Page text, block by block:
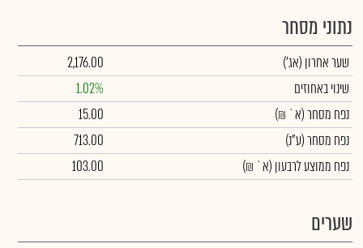
נתוני מסחר
שער אחרון (אג')
2,176.00
שינוי באחוזים
1.02%
נפח מסחר(א` ₪)
15.00
נפח מסחר(ע"נ)
713.00
נפח ממוצע לרבעון (א` ₪)
103.00
שערים